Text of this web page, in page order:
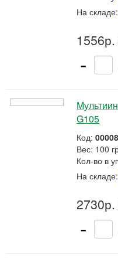
На складе:
1556р.
-
G105
Код:
Вес: 100
Кол-во в
На складе:
2730р.
-